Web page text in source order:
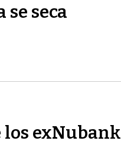
se seca
los exNubank